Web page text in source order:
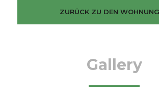
ZURÜCK ZU DEN
Gallery